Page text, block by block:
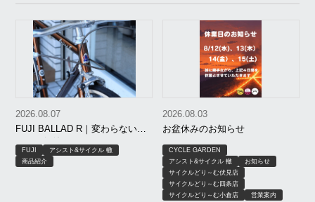
FUJI BALLAD R｜変わらないこ
2026.08.07
FUJI
アシスト&サイクル 轍
商品紹介
お盆休みのお知らせ
2026.08.03
CYCLE GARDEN
アシスト&サイクル 轍
お知らせ
サイクルどり～む伏見店
サイクルどり～む四条店
サイクルどり～む小倉店
営業案内